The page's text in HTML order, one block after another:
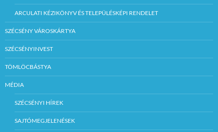
ARCULATI KÉZIKÖNYV ÉS TELEPÜLÉSKÉPI RENDELET
SZÉCSÉNY VÁROSKÁRTYA
SZÉCSÉNYINVEST
TÖMLÖCBÁSTYA
MÉDIA
SZÉCSÉNYI HÍREK
SAJTÓMEGJELENÉSEK